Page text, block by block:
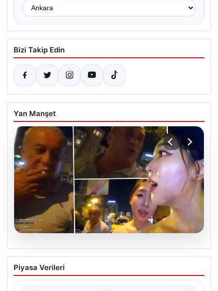
Bizi Takip Edin
Yan Manşet
Koreli fenomen İstanbul’a geldi, canlı
yayında taciz edildi
Piyasa Verileri